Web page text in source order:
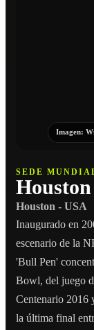
Imagen:
SEDE
Houston - USA
Inaugurado en
escenario de la
'Bull Pen'
Bowl, del juego
Centenario
la última final